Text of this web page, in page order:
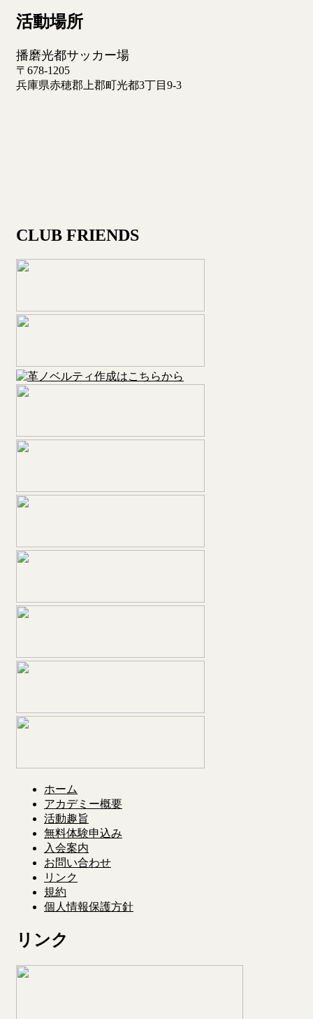
活動場所
播磨光都サッカー場
〒678-1205
兵庫県赤穂郡上郡町光都3丁目9-3
CLUB FRIENDS
ホーム
アカデミー概要
活動趣旨
無料体験申込み
入会案内
お問い合わせ
リンク
規約
個人情報保護方針
リンク